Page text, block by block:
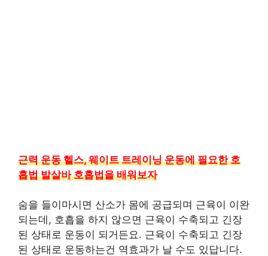
근력 운동 헬스, 웨이트 트레이닝 운동에 필요한 호
흡법 발살바 호흡법을 배워보자
숨을 들이마시면 산소가 몸에 공급되며 근육이 이완
되는데, 호흡을 하지 않으면 근육이 수축되고 긴장
된 상태로 운동이 되거든요. 근육이 수축되고 긴장
된 상태로 운동하는건 역효과가 날 수도 있답니다.